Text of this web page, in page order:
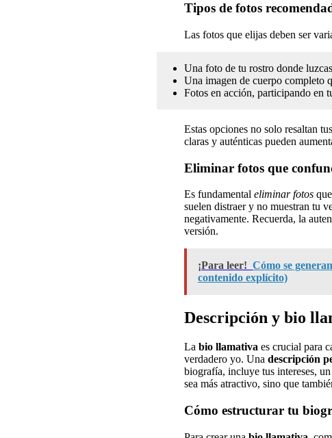
Tipos de fotos
Las fotos que elijas deben ser
Una foto de tu rostro donde
Una imagen de cuerpo completo
Fotos en acción, participando en
Estas opciones no solo resaltan
claras y auténticas pueden
Eliminar fotos que
Es fundamental eliminar fotos
suelen distraer y no muestran tu
negativamente. Recuerda, la
versión.
¡Para leer! Cómo se
contenido explícito)
Descripción y bio
La bio llamativa es crucial para
verdadero yo. Una descripción
biografía, incluye tus intereses,
sea más atractivo, sino que
Cómo estructurar tu